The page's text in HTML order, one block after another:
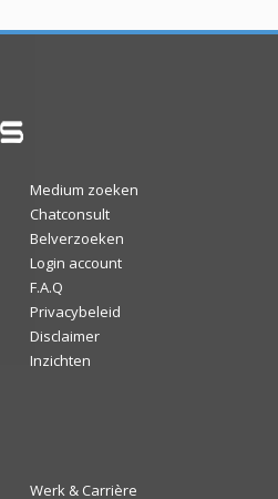
Medium zoeken
Chatconsult
Belverzoeken
Login account
F.A.Q
Privacybeleid
Disclaimer
Inzichten
Werk & Carrière